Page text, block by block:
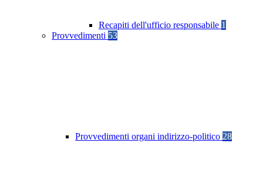
Recapiti dell'ufficio responsabile 1
Provvedimenti 53
Provvedimenti organi indirizzo-politico 28